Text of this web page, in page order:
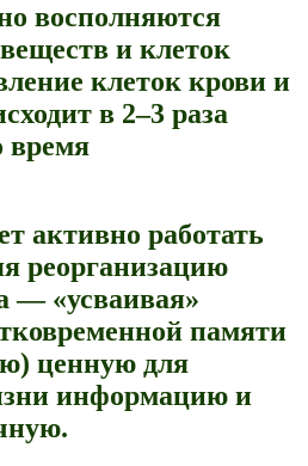
восполняются
и клеток
клеток крови и
в 2–3 раза
время
активно работать
реорганизацию
— «усваивая»
памяти
ценную для
информацию и